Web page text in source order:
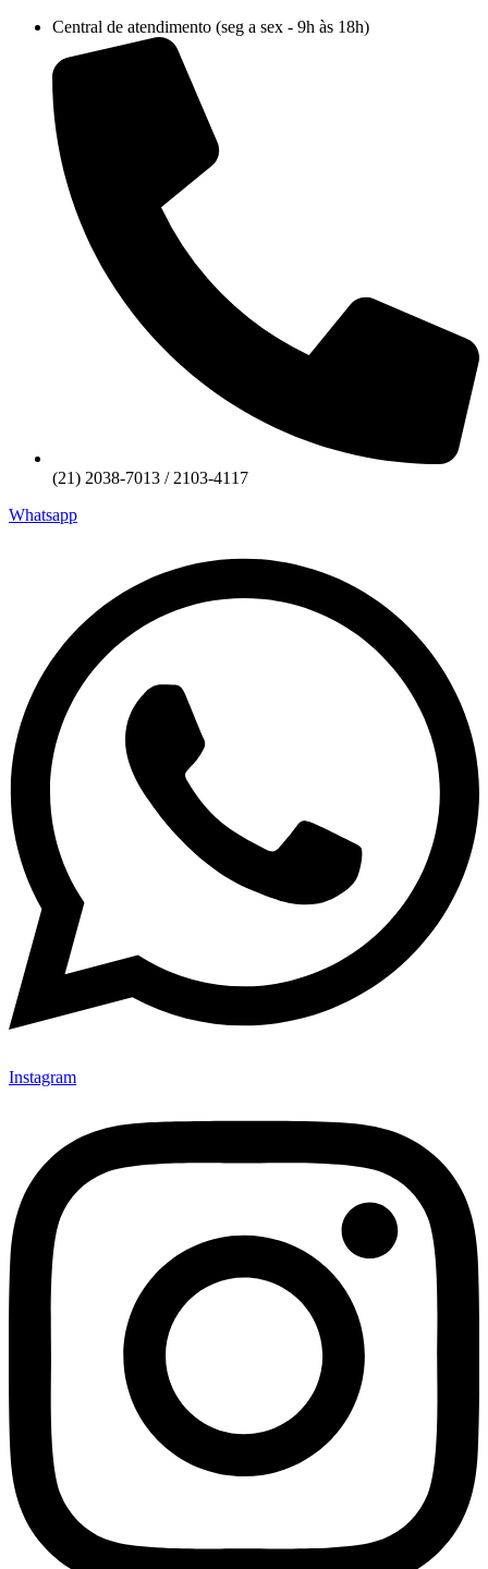
conteúdo
Central de atendimento (seg a sex - 9h às 18h)
(21) 2038-7013 / 2103-4117
Whatsapp
Instagram